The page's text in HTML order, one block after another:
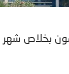
بخلاص